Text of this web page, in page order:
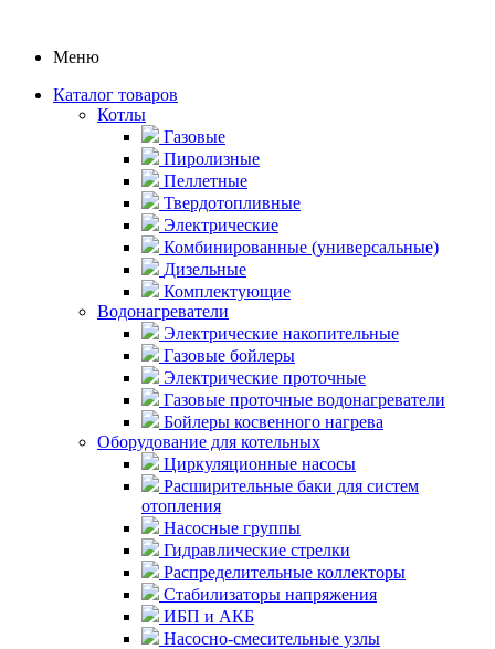
Меню
Каталог товаров
Котлы
Газовые
Пиролизные
Пеллетные
Твердотопливные
Электрические
Комбинированные (универсальные)
Дизельные
Комплектующие
Водонагреватели
Электрические накопительные
Газовые бойлеры
Электрические проточные
Газовые проточные водонагреватели
Бойлеры косвенного нагрева
Оборудование для котельных
Циркуляционные насосы
Расширительные баки для систем
отопления
Насосные группы
Гидравлические стрелки
Распределительные коллекторы
Стабилизаторы напряжения
ИБП и АКБ
Насосно-смесительные узлы